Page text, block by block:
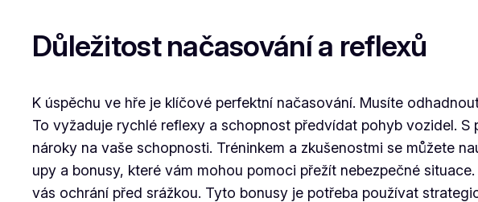
Důležitost načasování a reflexů
K úspěchu ve hře je klíčové perfektní načasování. Musíte
To vyžaduje rychlé reflexy a schopnost předvídat pohyb vozidel.
nároky na vaše schopnosti. Tréninkem a zkušenostmi se můžete
upy a bonusy, které vám mohou pomoci přežít nebezpečné
vás ochrání před srážkou. Tyto bonusy je potřeba používat